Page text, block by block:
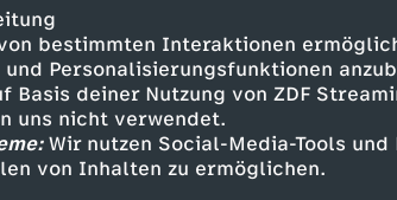
bestimmten Interaktionen
und Personalisierungsfunktionen
deiner Nutzung von ZDF
uns nicht verwendet.
Wir nutzen Social-Media-Tools und
von Inhalten zu ermöglichen.
konnte man Lasertechnologie,
in Garching trifft